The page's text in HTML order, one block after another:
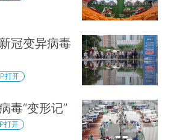
冠变异病毒
打开
毒“变形记”
打开